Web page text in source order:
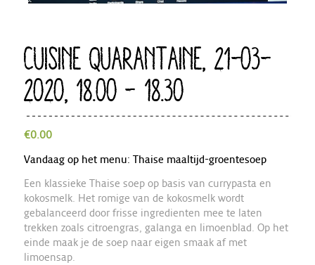
CUISINE QUARANTAINE, 21-03-
2020, 18.00 – 18.30
€0.00
Vandaag op het menu: Thaise maaltijd-groentesoep
Een klassieke Thaise soep op basis van currypasta en
kokosmelk. Het romige van de kokosmelk wordt
gebalanceerd door frisse ingredienten mee te laten
trekken zoals citroengras, galanga en limoenblad. Op het
einde maak je de soep naar eigen smaak af met
limoensap.